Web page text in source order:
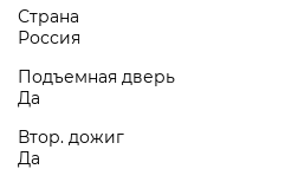
Страна
Россия
Подъемная дверь
Да
Втор. дожиг
Да